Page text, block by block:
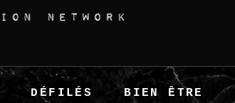
DÉFILÉS BIEN ÊTRE